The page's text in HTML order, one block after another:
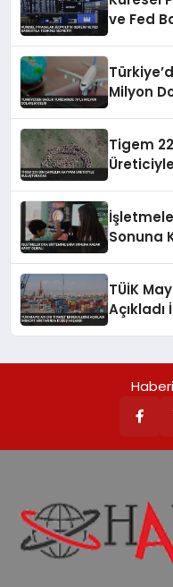
ve Fed
Milyon
Tigem
Sonuna
TÜİK